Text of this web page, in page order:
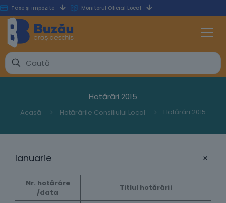
Taxe și impozite Monitorul Oficial Local
Hotărâri 2015
Acasă Hotărârile Consiliului Local​ Hotărâri 2015
Ianuarie +
Nr. hotărâre
/data
Titlul hotărârii